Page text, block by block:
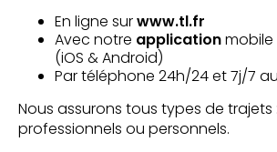
En ligne surwww.tl.fr
Avec notre applicationmobile
(iOS & Android)
Par téléphone 24h/24 et 7j/7 au
Nous assurons tous types de trajets
professionnels ou personnels.